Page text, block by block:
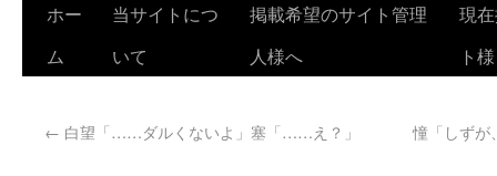
ホー
ム
当サイトにつ
いて
掲載希望のサイト管理
人様へ
現
ト様
← 白望「……ダルくないよ」塞「……え？」 憧「しずが